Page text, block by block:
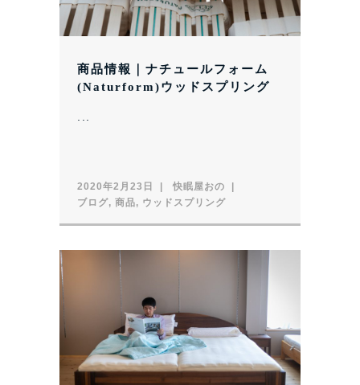
商品情報｜ナチュールフォーム
(Naturform)ウッドスプリング
2020年2月23日
快眠屋おの
ブログ, 商品, ウッドスプリング